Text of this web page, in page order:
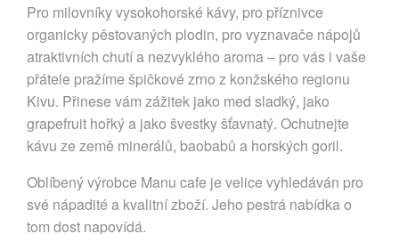
Pro milovníky vysokohorské kávy, pro příznivce
organicky pěstovaných plodin, pro vyznavače nápojů
atraktivních chutí a nezvyklého aroma – pro vás i vaše
přátele pražíme špičkové zrno z konžského regionu
Kivu. Přinese vám zážitek jako med sladký, jako
grapefruit hořký a jako švestky šťavnatý. Ochutnejte
kávu ze země minerálů, baobabů a horských goril.
Oblíbený výrobce Manu cafe je velice vyhledáván pro
své nápadité a kvalitní zboží. Jeho pestrá nabídka o
tom dost napovídá.